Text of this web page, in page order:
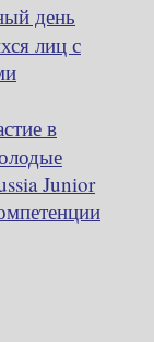
день
лиц с
в
Junior